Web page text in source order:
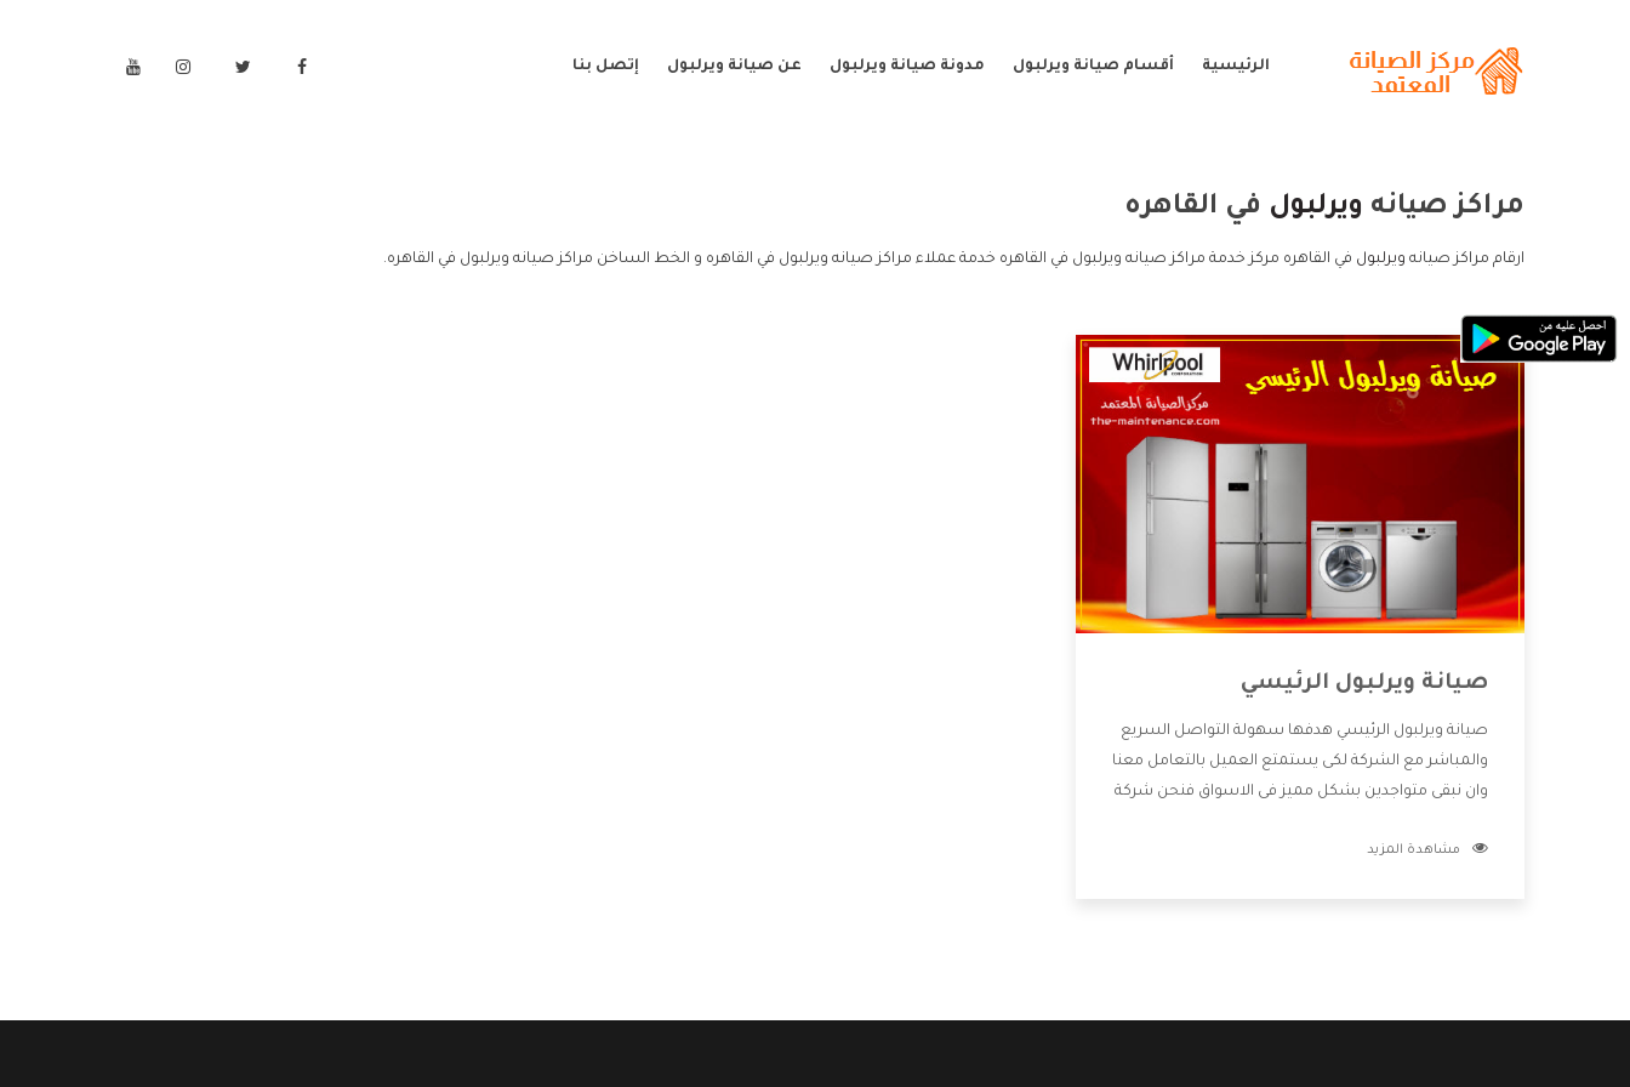
الرئيسية أقسام صيانة ويرلبول مدونة صيانة ويرلبول عن صيانة ويرلبول إتصل بنا
مراكز صيانه ويرلبول في القاهره
ارقام مراكز صيانه ويرلبول في القاهره مركز خدمة مراكز صيانه ويرلبول في القاهره خدمة عملاء مراكز صيانه ويرلبول في القاهره و الخط الساخن مراكز صيانه ويرلبول في القاهره.
صيانة ويرلبول الرئيسي
صيانة ويرلبول الرئيسي هدفها سهولة التواصل السريع
والمباشر مع الشركة لكى يستمتع العميل بالتعامل معنا
وان نبقى متواجدين بشكل مميز فى الاسواق فنحن شركة
بالخدمات التى تنفرد الشركة بها والتى تكون منها خدمة
مشاهدة المزيد